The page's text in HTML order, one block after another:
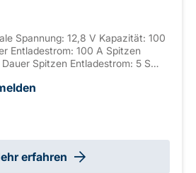
Spannung: 12,8 V Kapazität: 100
Entladestrom: 100 A Spitzen
Spitzen Entladestrom: 5 S
verschaltbar: max. 10 Abmaße:
erfahren